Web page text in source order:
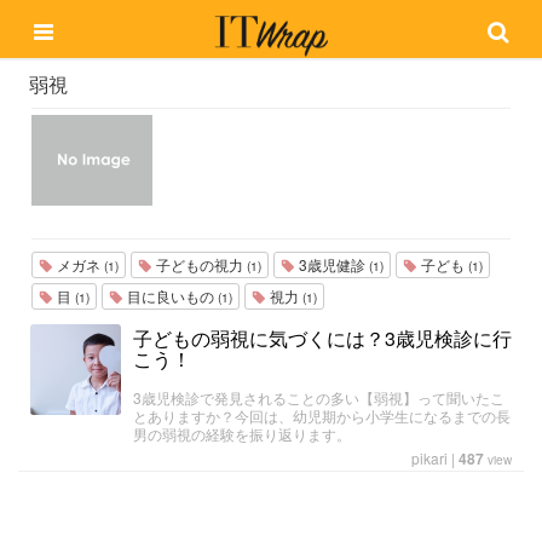
弱視
メガネ (1) 子どもの視力 (1) 3歳児健診 (1) 子ども (1)
目 (1) 目に良いもの (1) 視力 (1)
子どもの弱視に気づくには？3歳児検診に行
こう！
3歳児検診で発見されることの多い【弱視】って聞いたこ
とありますか？今回は、幼児期から小学生になるまでの長
男の弱視の経験を振り返ります。
pikari | 487 view